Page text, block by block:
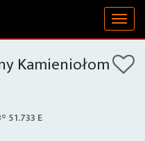
Kamieniołom
51.733 E